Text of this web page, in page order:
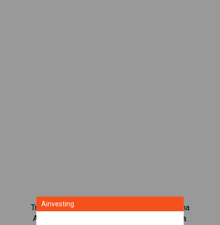
Trgujte s više od 1000 međunarodnih udjela na
Ainvesting platformi za trgovanje CFD-ovima.
Ainvesting